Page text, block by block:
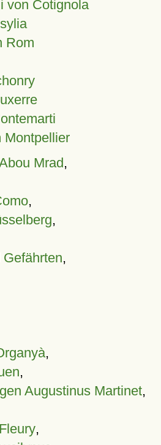
von Cotignola
Rom
Montpellier
Mrad,
,
,
,
,
,
Augustinus Martinet,
,